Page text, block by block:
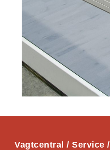
Vagtcentral / Service